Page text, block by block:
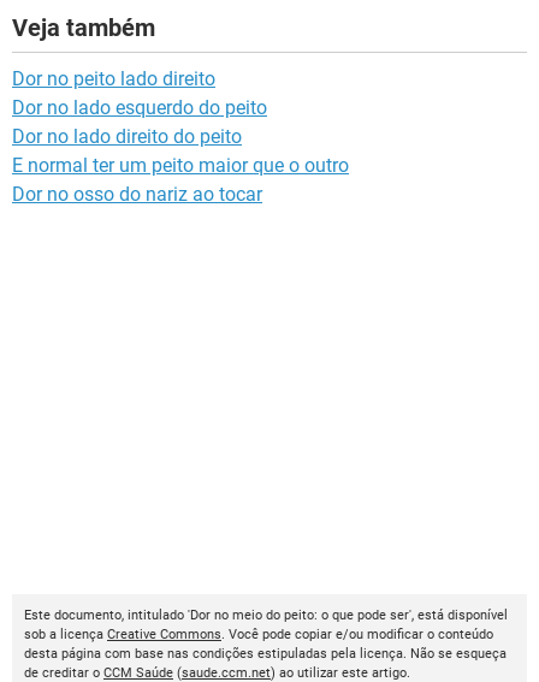
Veja também
Dor no peito lado direito
Dor no lado esquerdo do peito
Dor no lado direito do peito
E normal ter um peito maior que o outro
Dor no osso do nariz ao tocar
Este documento, intitulado 'Dor no meio do peito: o que pode ser', está disponível
sob a licença Creative Commons. Você pode copiar e/ou modificar o conteúdo
desta página com base nas condições estipuladas pela licença. Não se esqueça
de creditar o CCM Saúde (saude.ccm.net) ao utilizar este artigo.